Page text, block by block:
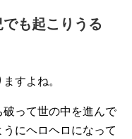
も起こりうる
すよね。
って世の中を進んで
にヘロヘロになって